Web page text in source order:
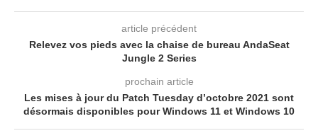
article précédent
Relevez vos pieds avec la chaise de bureau AndaSeat
Jungle 2 Series
prochain article
Les mises à jour du Patch Tuesday d’octobre 2021 sont
désormais disponibles pour Windows 11 et Windows 10